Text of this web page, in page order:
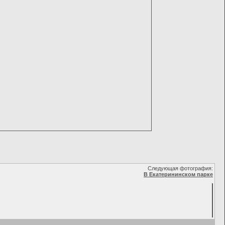
Следующая фотография:
В Екатерининском парке